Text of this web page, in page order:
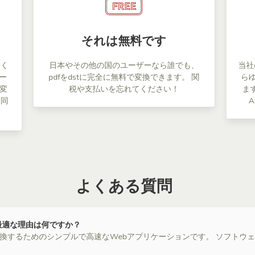
それは無料です
日本やその他の国のユーザーなら誰でも、
pdfをdstに完全に無料で変換できます。 関
税や支払いを忘れてください！
当
ら
ま
よくある質問
な理由は何ですか？
するためのシンプルで高速なWebアプリケーションです。 ソフトウ